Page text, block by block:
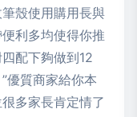
殼使用購用長與
利多均使得你推
配下夠做到12
優質商家給你本
多家長肯定情了